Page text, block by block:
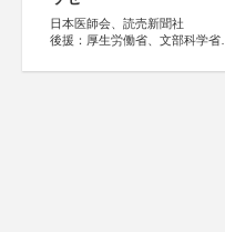
日本医師会、読売新聞社
後援：厚生労働省、文部科学省
しん生命保険株式会社